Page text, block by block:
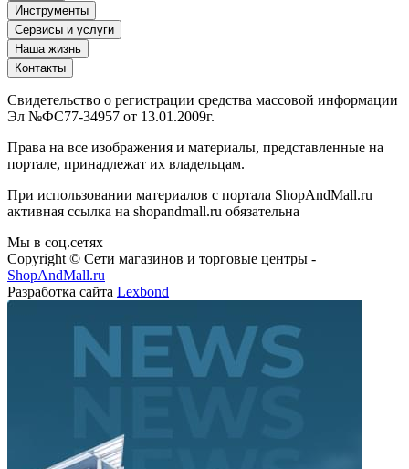
Инструменты
Сервисы и услуги
Наша жизнь
Контакты
Свидетельство о регистрации средства массовой информации
Эл №ФС77-34957 от 13.01.2009г.
Права на все изображения и материалы, представленные на
портале, принадлежат их владельцам.
При использовании материалов с портала ShopAndMall.ru
активная ссылка на shopandmall.ru обязательна
Мы в соц.сетях
Copyright © Сети магазинов и торговые центры -
ShopAndMall.ru
Разработка сайта Lexbond